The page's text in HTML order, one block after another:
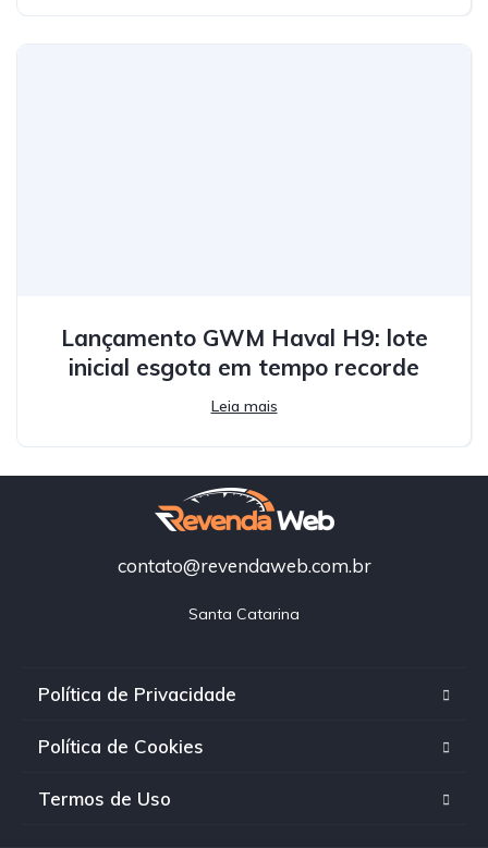
Lançamento GWM Haval H9: lote
inicial esgota em tempo recorde
Leia mais
contato@revendaweb.com.br
Santa Catarina
Política de Privacidade
Política de Cookies
Termos de Uso